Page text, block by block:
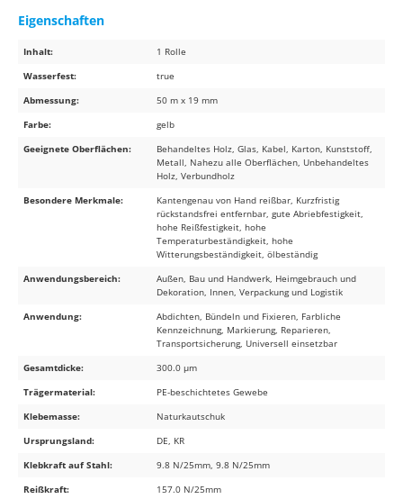
Eigenschaften
Inhalt:
1 Rolle
Wasserfest:
true
Abmessung:
50 m x 19 mm
Farbe:
gelb
Geeignete Oberflächen:
Behandeltes Holz, Glas, Kabel, Karton, Kunststoff,
Metall, Nahezu alle Oberflächen, Unbehandeltes
Holz, Verbundholz
Besondere Merkmale:
Kantengenau von Hand reißbar, Kurzfristig
rückstandsfrei entfernbar, gute Abriebfestigkeit,
hohe Reißfestigkeit, hohe
Temperaturbeständigkeit, hohe
Witterungsbeständigkeit, ölbeständig
Anwendungsbereich:
Außen, Bau und Handwerk, Heimgebrauch und
Dekoration, Innen, Verpackung und Logistik
Anwendung:
Abdichten, Bündeln und Fixieren, Farbliche
Kennzeichnung, Markierung, Reparieren,
Transportsicherung, Universell einsetzbar
Gesamtdicke:
300.0 µm
Trägermaterial:
PE-beschichtetes Gewebe
Klebemasse:
Naturkautschuk
Ursprungsland:
DE, KR
Klebkraft auf Stahl:
9.8 N/25mm, 9.8 N/25mm
Reißkraft:
157.0 N/25mm